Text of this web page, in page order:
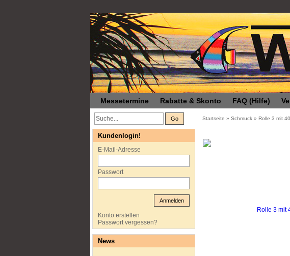
Messetermine Rabatte & Skonto FAQ (Hilfe)
Go Startseite » Schmuck » Rolle 3 mit
Kundenlogin!
E-Mail-Adresse
Passwort
Anmelden
Konto erstellen
Passwort vergessen?
News